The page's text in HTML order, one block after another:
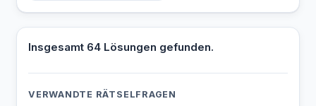
Insgesamt 64 Lösungen gefunden.
VERWANDTE RÄTSELFRAGEN